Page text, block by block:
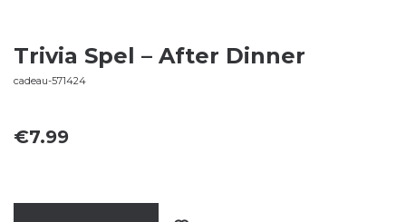
Trivia Spel – After Dinner
cadeau-571424
€7.99